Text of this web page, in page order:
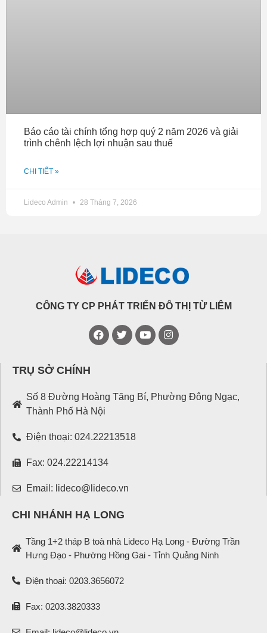
Báo cáo tài chính tổng hợp quý 2 năm 2026 và giải
trình chênh lệch lợi nhuận sau thuế
CHI TIẾT »
Lideco Admin 28 Tháng 7, 2026
CÔNG TY CP PHÁT TRIỂN ĐÔ THỊ TỪ LIÊM
TRỤ SỞ CHÍNH
Số 8 Đường Hoàng Tăng Bí, Phường Đông Ngạc,
Thành Phố Hà Nội
Điện thoại: 024.22213518
Fax: 024.22214134
Email: lideco@lideco.vn
CHI NHÁNH HẠ LONG
Tầng 1+2 tháp B toà nhà Lideco Hạ Long - Đường Trần
Hưng Đạo - Phường Hồng Gai - Tỉnh Quảng Ninh
Điện thoại: 0203.3656072
Fax: 0203.3820333